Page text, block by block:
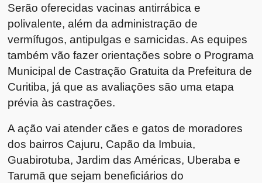
Serão oferecidas vacinas antirrábica e
polivalente, além da administração de
vermífugos, antipulgas e sarnicidas. As equipes
também vão fazer orientações sobre o Programa
Municipal de Castração Gratuita da Prefeitura de
Curitiba, já que as avaliações são uma etapa
prévia às castrações.
A ação vai atender cães e gatos de moradores
dos bairros Cajuru, Capão da Imbuia,
Guabirotuba, Jardim das Américas, Uberaba e
Tarumã que sejam beneficiários do